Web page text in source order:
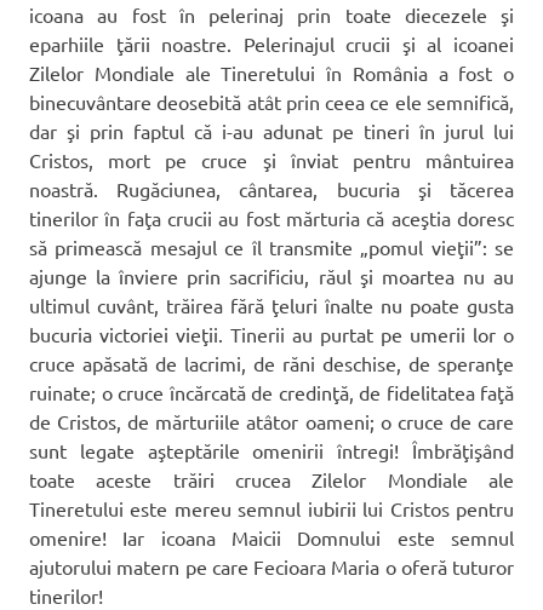
icoana au fost în pelerinaj prin toate diecezele şi
eparhiile ţării noastre. Pelerinajul crucii şi al icoanei
Zilelor Mondiale ale Tineretului în România a fost o
binecuvântare deosebită atât prin ceea ce ele semnifică,
dar şi prin faptul că i-au adunat pe tineri în jurul lui
Cristos, mort pe cruce şi înviat pentru mântuirea
noastră. Rugăciunea, cântarea, bucuria şi tăcerea
tinerilor în faţa crucii au fost mărturia că aceştia doresc
să primească mesajul ce îl transmite „pomul vieţii”: se
ajunge la înviere prin sacrificiu, răul şi moartea nu au
ultimul cuvânt, trăirea fără ţeluri înalte nu poate gusta
bucuria victoriei vieţii. Tinerii au purtat pe umerii lor o
cruce apăsată de lacrimi, de răni deschise, de speranţe
ruinate; o cruce încărcată de credinţă, de fidelitatea faţă
de Cristos, de mărturiile atâtor oameni; o cruce de care
sunt legate aşteptările omenirii întregi! Îmbrăţişând
toate aceste trăiri crucea Zilelor Mondiale ale
Tineretului este mereu semnul iubirii lui Cristos pentru
omenire! Iar icoana Maicii Domnului este semnul
ajutorului matern pe care Fecioara Maria o oferă tuturor
tinerilor!